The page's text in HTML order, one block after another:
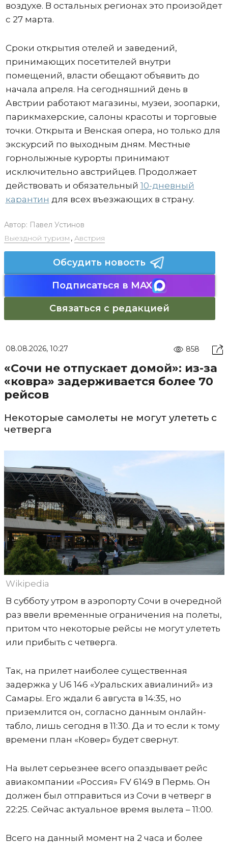
воздухе. В остальных регионах это произойдет
с 27 марта.
Сроки открытия отелей и заведений,
принимающих посетителей внутри
помещений, власти обещают объявить до
начала апреля. На сегодняшний день в
Австрии работают магазины, музеи, зоопарки,
парикмахерские, салоны красоты и торговые
точки. Открыта и Венская опера, но только для
экскурсий по выходным дням. Местные
горнолыжные курорты принимают
исключительно австрийцев. Продолжает
действовать и обязательный 10-дневный
карантин для всех въезжающих в страну.
Автор: Павел Устинов
Выездной туризм , Австрия
Обсудить новость
Подписаться в MAX
Связаться с редакцией
08.08.2026, 10:27 858
«Сочи не отпускает домой»: из-за
«ковра» задерживается более 70
рейсов
Некоторые самолеты не могут улететь с
четверга
Wikipedia
В субботу утром в аэропорту Сочи в очередной
раз ввели временные ограничения на полеты,
притом что некоторые рейсы не могут улететь
или прибыть с четверга.
Так, на прилет наиболее существенная
задержка у U6 146 «Уральских авиалиний» из
Самары. Его ждали 6 августа в 14:35, но
приземлится он, согласно данным онлайн-
табло, лишь сегодня в 11:30. Да и то если к тому
времени план «Ковер» будет свернут.
На вылет серьезнее всего опаздывает рейс
авиакомпании «Россия» FV 6149 в Пермь. Он
должен был отправиться из Сочи в четверг в
22:25. Сейчас актуальное время вылета – 11:00.
Всего на данный момент на 2 часа и более